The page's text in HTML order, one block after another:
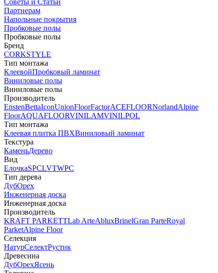
Советы и Статьи
Партнерам
Напольные покрытия
Пробковые полы
Пробковые полы
Бренд
CORKSTYLE
Тип монтажа
КлеевойПробковый ламинат
Виниловые полы
Виниловые полы
Производитель
EnstenBettaIconUnionFloorFactorACEFLOORNorlandAlpine
FloorAQUAFLOORVINILAMVINILPOL
Тип монтажа
Клеевая плитка ПВХВиниловый ламинат
Текстура
КаменьДерево
Вид
ЕлочкаSPCLVTWPC
Тип дерева
ДубОрех
Инженерная доска
Инженерная доска
Производитель
KRAFT PARKETTLab ArteAbluxBrinelGran ParteRoyal
ParketAlpine Floor
Селекция
НатурСелектРустик
Древесина
ДубОрехЯсень